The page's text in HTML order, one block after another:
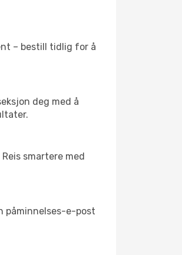
– bestill tidlig for å
deg med å
smartere med
påminnelses-e-post